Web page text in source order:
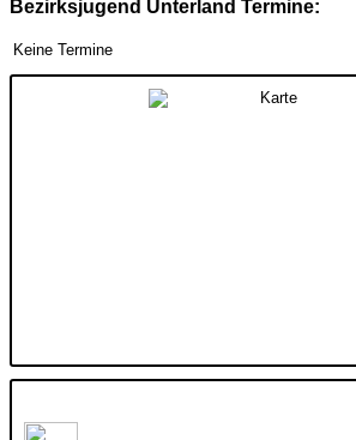
Bezirksjugend Unterland Termine:
Keine Termine